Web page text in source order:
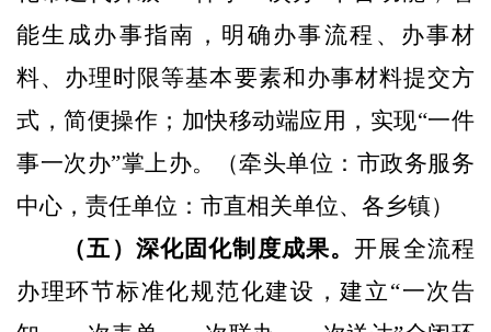
能生成办事指南，明确办事流程、 办事材
料、办理时限等基本要素和办事材料提交方
式，简便操作；加快移动端应用，实现“一件
事一次办”掌上办。
（牵头单位：市政务服务
中心，责任单位：市直相关单位、各乡镇）
（五）深化固化制度成果。开展全流程
办理环节标准化规范化建设，建立“一次告